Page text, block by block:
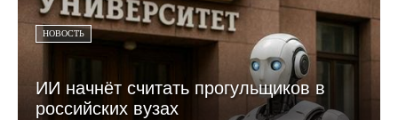
НОВОСТЬ
ИИ начнёт считать прогульщиков в
российских вузах